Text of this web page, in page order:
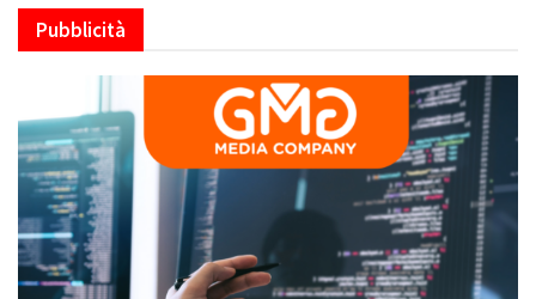
Pubblicità